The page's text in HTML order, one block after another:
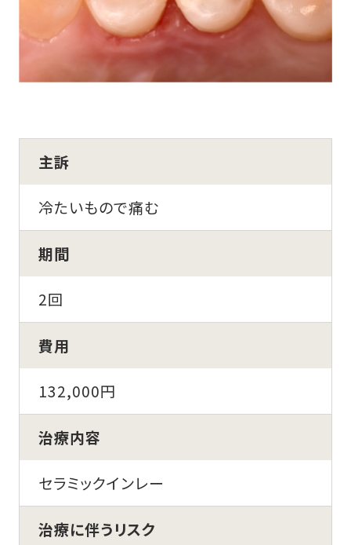
主訴
冷たいもので痛む
期間
2回
費用
132,000円
治療内容
セラミックインレー
治療に伴うリスク